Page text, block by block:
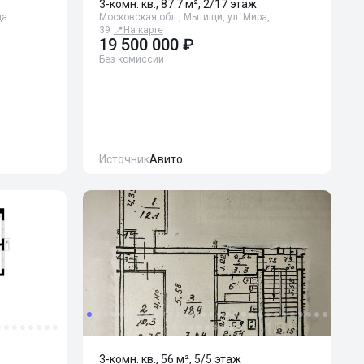
3-комн. кв., 87.7 м², 2/17 этаж
Московская обл., Мытищи, ул. Мира,
39 📍 На карте
19 500 000 ₽
Без комиссии
ИсточникАвито
3-комн. кв., 56 м², 5/5 этаж